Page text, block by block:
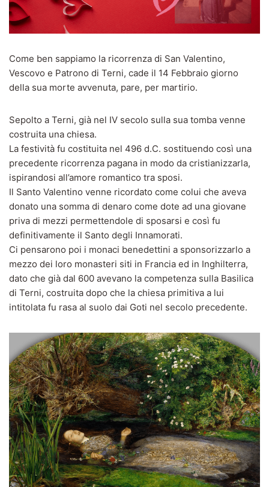
Come ben sappiamo la ricorrenza di San Valentino,
Vescovo e Patrono di Terni, cade il 14 Febbraio giorno
della sua morte avvenuta, pare, per martirio.
Sepolto a Terni, già nel IV secolo sulla sua tomba venne
costruita una chiesa.
La festività fu costituita nel 496 d.C. sostituendo così una
precedente ricorrenza pagana in modo da cristianizzarla,
ispirandosi all’amore romantico tra sposi.
Il Santo Valentino venne ricordato come colui che aveva
donato una somma di denaro come dote ad una giovane
priva di mezzi permettendole di sposarsi e così fu
definitivamente il Santo degli Innamorati.
Ci pensarono poi i monaci benedettini a sponsorizzarlo a
mezzo dei loro monasteri siti in Francia ed in Inghilterra,
dato che già dal 600 avevano la competenza sulla Basilica
di Terni, costruita dopo che la chiesa primitiva a lui
intitolata fu rasa al suolo dai Goti nel secolo precedente.